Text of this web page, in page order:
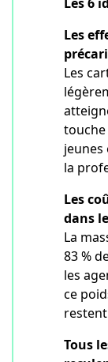
Les
Les
touche
la
Les
dans
La
83 %
les
ce
Tous